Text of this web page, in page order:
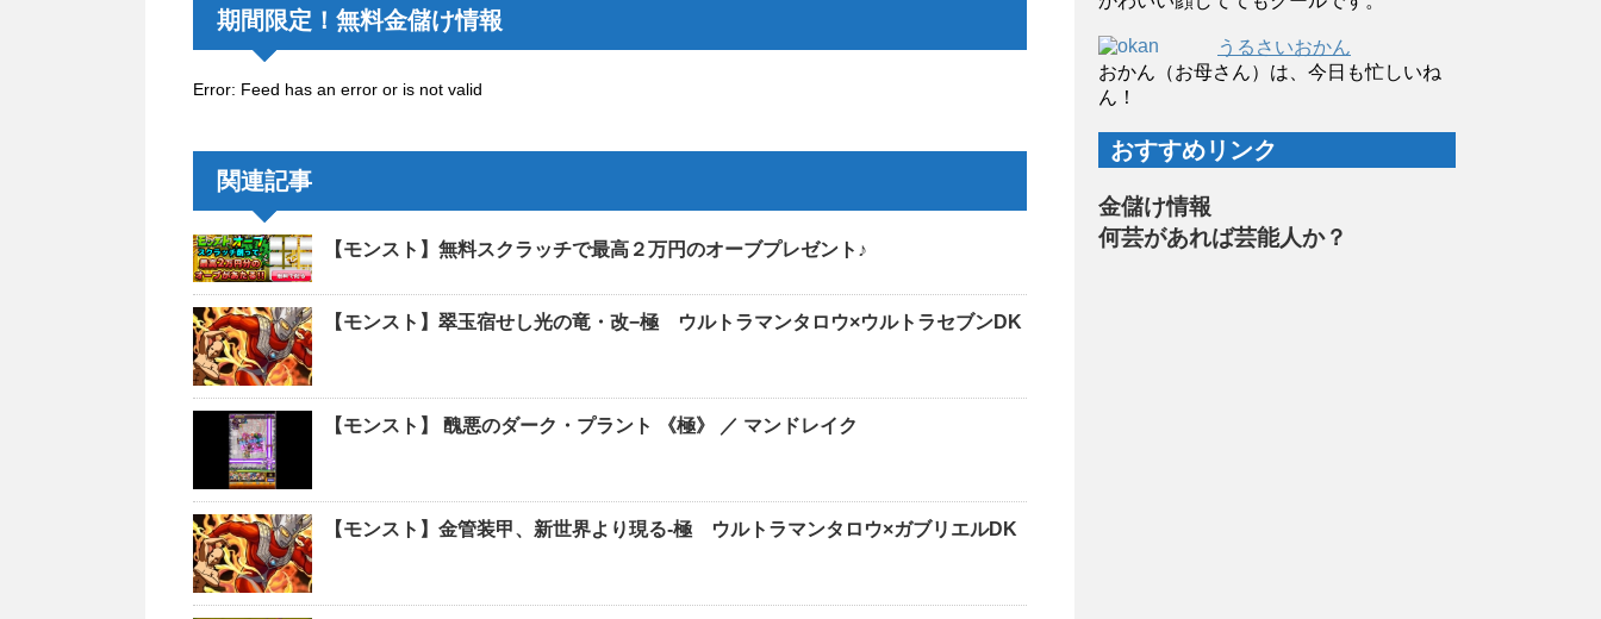
期間限定！無料金儲け情報
Error: Feed has an error or is not valid
関連記事
【モンスト】無料スクラッチで最高２万円のオーブプレゼント♪
【モンスト】翠玉宿せし光の竜・改−極 ウルトラマンタロウ×ウルトラセブンDK
【モンスト】 醜悪のダーク・プラント 《極》 ／ マンドレイク
【モンスト】金管装甲、新世界より現る-極 ウルトラマンタロウ×ガブリエルDK
うるさいおかん
おかん（お母さん）は、今日も忙しいね
ん！
おすすめリンク
金儲け情報
何芸があれば芸能人か？